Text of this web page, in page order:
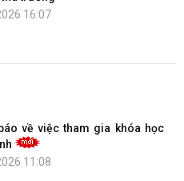
16:07
về việc tham gia khóa học
11:08